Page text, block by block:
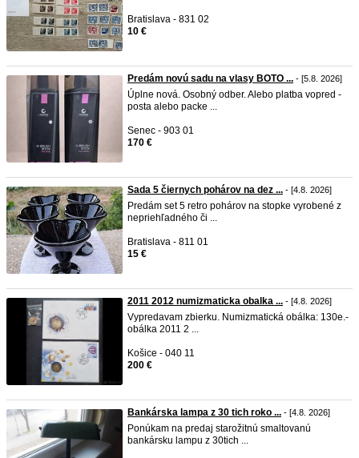
Bratislava - 831 02
10 €
Predám novú sadu na vlasy BOTO ... - [5.8. 2026]
Úplne nová. Osobný odber. Alebo platba vopred -
posta alebo packe ...
Senec - 903 01
170 €
Sada 5 čiernych pohárov na dez ... - [4.8. 2026]
Predám set 5 retro pohárov na stopke vyrobené z
nepriehľadného či ...
Bratislava - 811 01
15 €
2011 2012 numizmaticka obalka ... - [4.8. 2026]
Vypredavam zbierku. Numizmatická obálka: 130e.-
obálka 2011 2 ...
Košice - 040 11
200 €
Bankárska lampa z 30 tich roko ... - [4.8. 2026]
Ponúkam na predaj starožitnú smaltovanú
bankársku lampu z 30tich ...